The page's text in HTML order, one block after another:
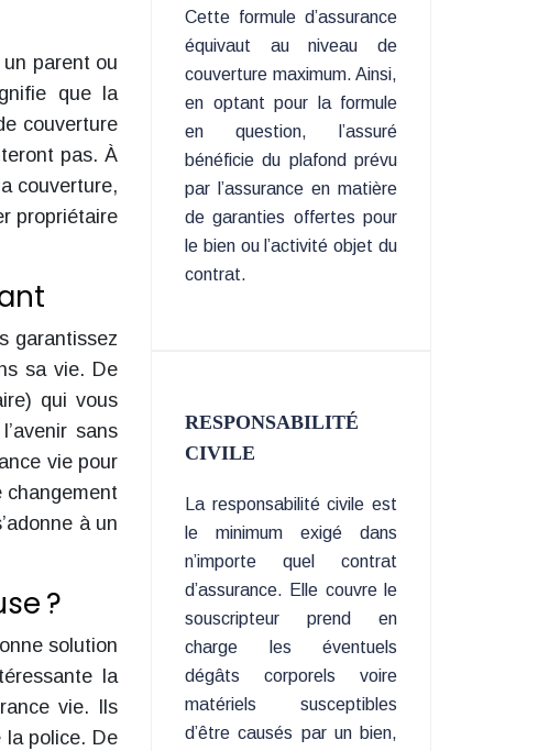
parent ou
que la
couverture
pas. À
couverture,
propriétaire
garantissez
sa vie. De
qui vous
sans
vie pour
changement
à un
?
solution
la
vie. Ils
la police. De
Cette formule d’assurance
équivaut au niveau de
couverture maximum. Ainsi,
en optant pour la formule
en question, l’assuré
bénéficie du plafond prévu
par l’assurance en matière
de garanties offertes pour
le bien ou l’activité objet du
contrat.
RESPONSABILITÉ
CIVILE
La responsabilité civile est
le minimum exigé dans
n’importe quel contrat
d’assurance. Elle couvre le
souscripteur prend en
charge les éventuels
dégâts corporels voire
matériels susceptibles
d’être causés par un bien,